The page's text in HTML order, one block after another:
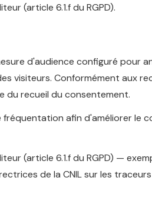
(article 6.1.f du RGPD).
d'audience configuré pour
visiteurs. Conformément aux
du recueil du consentement.
afin d'améliorer le
(article 6.1.f du RGPD) —
de la CNIL sur les